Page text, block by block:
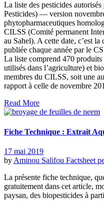
La liste des pesticides
Pesticides) — version
phytopharmaceutiques
CILSS (Comité permanent
au Sahel). A cette date, c’est
publiée chaque année par le
La liste comprend 470
utilisés dans l’agriculture) et
membres du CILSS, soit une
rapport à celle de novembre
Read More
Fiche Technique : Extrait
17 mai 2019
by Aminou Salifou Factsheet
La présente fiche technique,
gratuitement dans cet article,
paysan, des biopesticides à